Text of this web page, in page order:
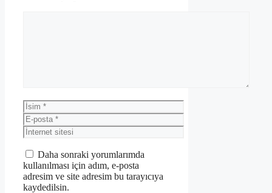
İsim
E-
posta
İnternet
sitesi
Daha sonraki yorumlarımda
kullanılması için adım, e-posta
adresim ve site adresim bu tarayıcıya
kaydedilsin.